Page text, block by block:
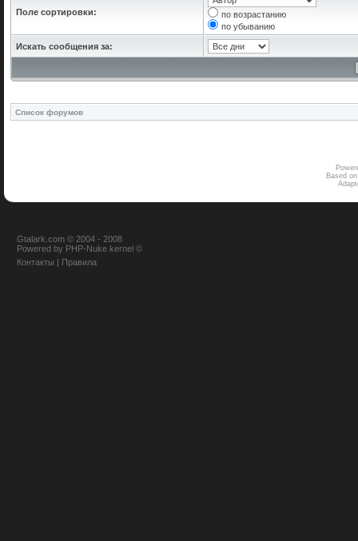
Поле сортировки:
по возрастанию
по убыванию
Искать сообщения за:
Список форумов
Based
Gtalark.com © 2004 - 2008
Powered by PHP-Nuke kernel ©
Контакты | Правила